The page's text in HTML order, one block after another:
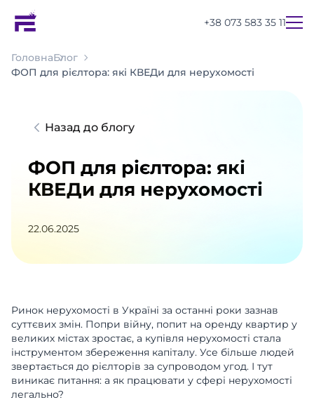
+38 073 583 35 11
ГоловнаБлог
ФОП для рієлтора: які КВЕДи для нерухомості
Назад до блогу
ФОП для рієлтора: які
КВЕДи для нерухомості
22.06.2025
Ринок нерухомості в Україні за останні роки зазнав
суттєвих змін. Попри війну, попит на оренду квартир у
великих містах зростає, а купівля нерухомості стала
інструментом збереження капіталу. Усе більше людей
звертається до рієлторів за супроводом угод. І тут
виникає питання: а як працювати у сфері нерухомості
легально?